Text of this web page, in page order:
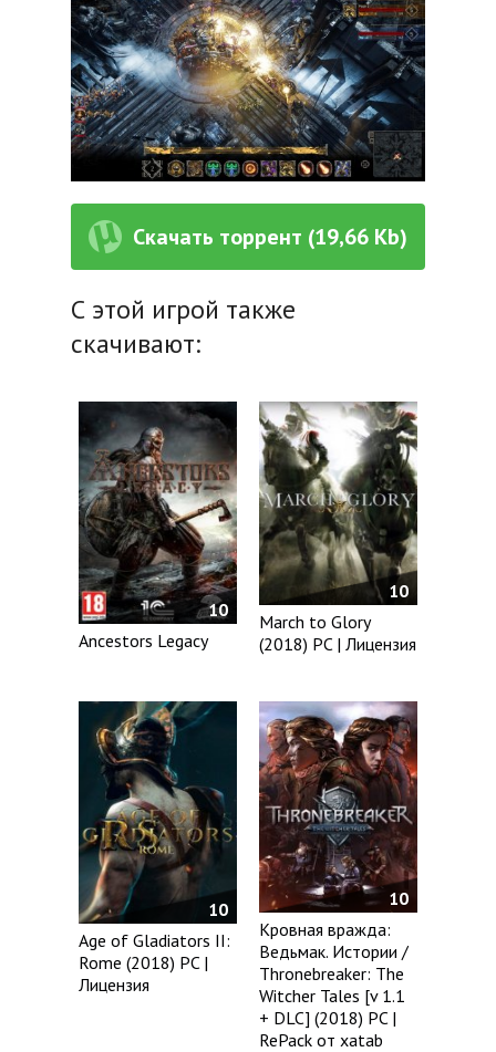
Скачать торрент (19,66 Kb)
С этой игрой также
скачивают:
10
Ancestors Legacy
10
March to Glory
(2018) PC | Лицензия
10
Age of Gladiators II:
Rome (2018) PC |
Лицензия
10
Кровная вражда:
Ведьмак. Истории /
Thronebreaker: The
Witcher Tales [v 1.1
+ DLC] (2018) PC |
RePack от xatab